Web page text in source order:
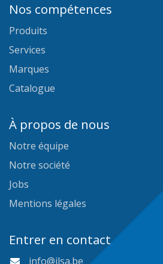
Nos compétences
Produits
Services
Marques
Catalogue
À propos de nous
Notre équipe
Notre société
Jobs
Mentions légales
Entrer en contact
info@ilsa.be